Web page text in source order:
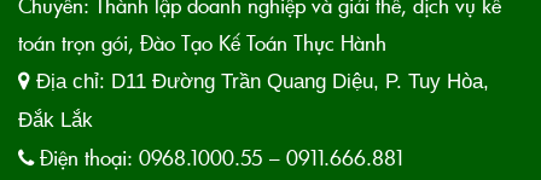
Chuyên: Thành lập doanh nghiệp và giải thể, dịch vụ kế
toán trọn gói, Đào Tạo Kế Toán Thực Hành
Địa chỉ: D11 Đường Trần Quang Diệu, P. Tuy Hòa,
Đắk Lắk
Điện thoại: 0968.1000.55 – 0911.666.881